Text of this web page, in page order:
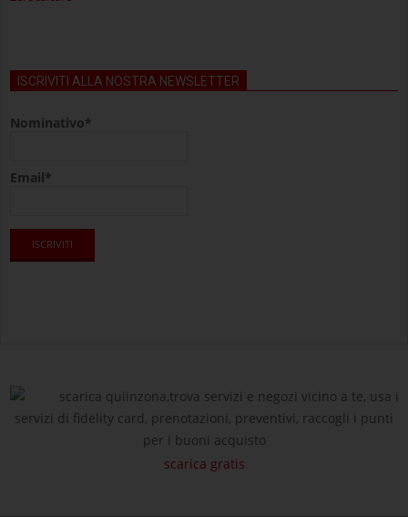
ISCRIVITI ALLA NOSTRA NEWSLETTER
Nominativo*
Email*
scarica quiinzona,trova servizi e negozi vicino a te, usa i
servizi di fidelity card, prenotazioni, preventivi, raccogli i punti
per i buoni acquisto
scarica gratis